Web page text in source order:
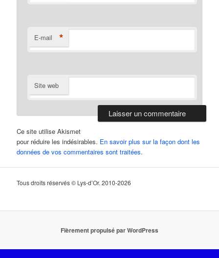
E-mail *
Site web
Ce site utilise Akismet
pour réduire les indésirables. En savoir plus sur la façon dont les
données de vos commentaires sont traitées.
Tous droits réservés © Lys-d’Or. 2010-2026
Fièrement propulsé par WordPress